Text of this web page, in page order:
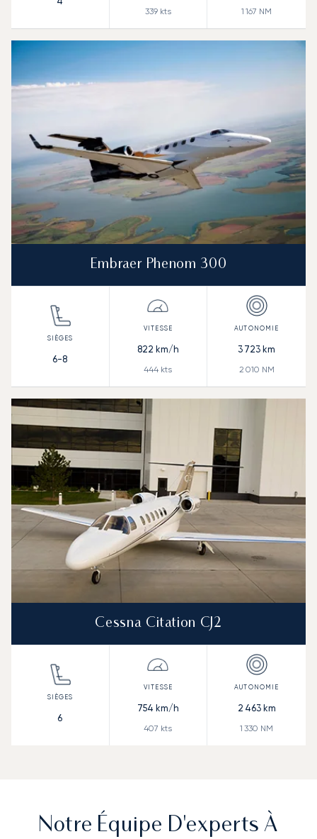
339kts 1 167 NM
Embraer Phenom 300
6-8
822 km/h
444 kts
3 723 km
2 010 NM
Cessna Citation CJ2
6
754 km/h
407 kts
2 463km
1 330 NM
Notre Équipe D'experts À